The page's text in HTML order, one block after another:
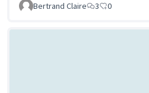
Bertrand Claire
3 0